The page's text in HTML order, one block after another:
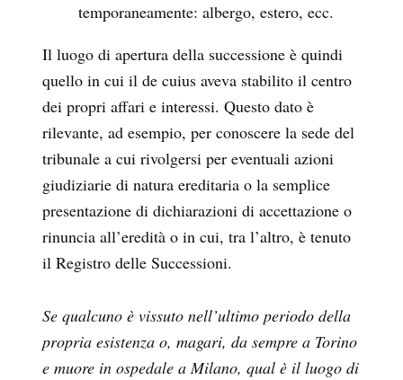
temporaneamente: albergo, estero, ecc.
Il luogo di apertura della successione è quindi
quello in cui il de cuius aveva stabilito il centro
dei propri affari e interessi. Questo dato è
rilevante, ad esempio, per conoscere la sede del
tribunale a cui rivolgersi per eventuali azioni
giudiziarie di natura ereditaria o la semplice
presentazione di dichiarazioni di accettazione o
rinuncia all’eredità o in cui, tra l’altro, è tenuto
il Registro delle Successioni.
Se qualcuno è vissuto nell’ultimo periodo della
propria esistenza o, magari, da sempre a Torino
e muore in ospedale a Milano, qual è il luogo di